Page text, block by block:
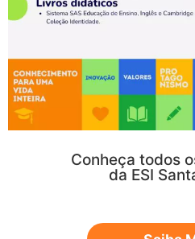
Conheça todos
da ESI